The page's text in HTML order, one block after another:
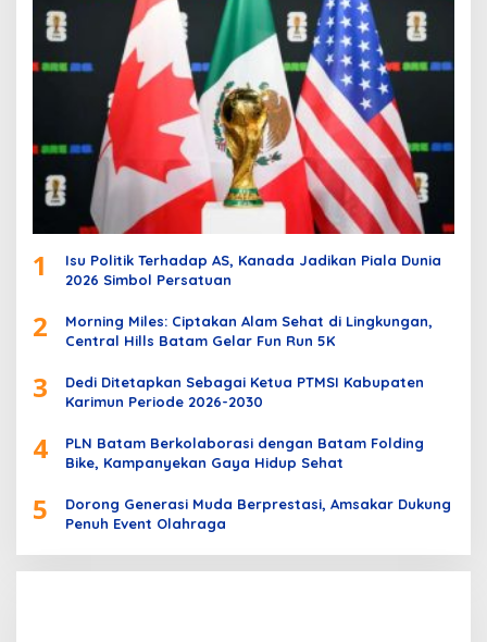
1
Isu Politik Terhadap AS, Kanada Jadikan Piala Dunia
2026 Simbol Persatuan
2
Morning Miles: Ciptakan Alam Sehat di Lingkungan,
Central Hills Batam Gelar Fun Run 5K
3
Dedi Ditetapkan Sebagai Ketua PTMSI Kabupaten
Karimun Periode 2026-2030
4
PLN Batam Berkolaborasi dengan Batam Folding
Bike, Kampanyekan Gaya Hidup Sehat
5
Dorong Generasi Muda Berprestasi, Amsakar Dukung
Penuh Event Olahraga